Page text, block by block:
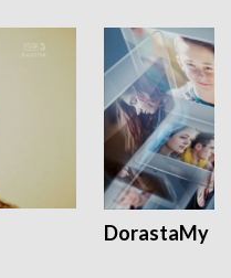
DorastaMy